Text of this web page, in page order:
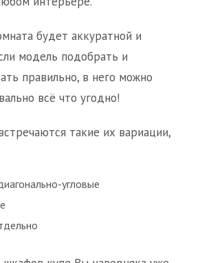
будет аккуратной и
модель подобрать и
правильно, в него можно
всё что угодно!
такие их вариации,
угловые